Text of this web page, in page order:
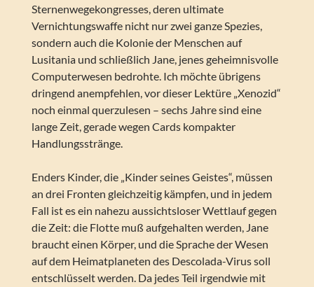
Sternenwegekongresses, deren ultimate
Vernichtungswaffe nicht nur zwei ganze Spezies,
sondern auch die Kolonie der Menschen auf
Lusitania und schließlich Jane, jenes geheimnisvolle
Computerwesen bedrohte. Ich möchte übrigens
dringend anempfehlen, vor dieser Lektüre „Xenozid“
noch einmal querzulesen – sechs Jahre sind eine
lange Zeit, gerade wegen Cards kompakter
Handlungsstränge.
Enders Kinder, die „Kinder seines Geistes“, müssen
an drei Fronten gleichzeitig kämpfen, und in jedem
Fall ist es ein nahezu aussichtsloser Wettlauf gegen
die Zeit: die Flotte muß aufgehalten werden, Jane
braucht einen Körper, und die Sprache der Wesen
auf dem Heimatplaneten des Descolada-Virus soll
entschlüsselt werden. Da jedes Teil irgendwie mit